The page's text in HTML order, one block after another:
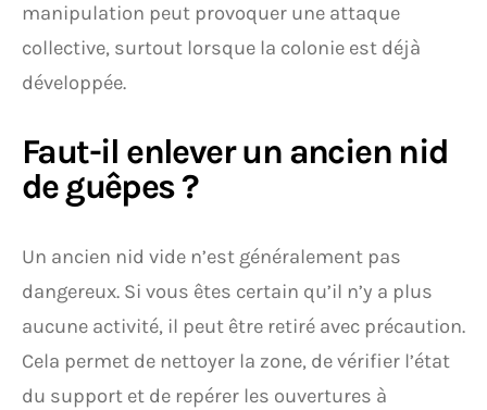
manipulation peut provoquer une attaque
collective, surtout lorsque la colonie est déjà
développée.
Faut-il enlever un ancien nid
de guêpes ?
Un ancien nid vide n’est généralement pas
dangereux. Si vous êtes certain qu’il n’y a plus
aucune activité, il peut être retiré avec précaution.
Cela permet de nettoyer la zone, de vérifier l’état
du support et de repérer les ouvertures à